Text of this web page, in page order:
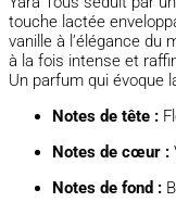
touche lactée
vanille à l’élégance du
à la fois intense et
Un parfum qui évoque
Notes de tête :
Notes de cœur :
Notes de fond :